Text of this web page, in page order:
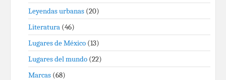
Leyendas urbanas (20)
Literatura (46)
Lugares de México (13)
Lugares del mundo (22)
Marcas (68)